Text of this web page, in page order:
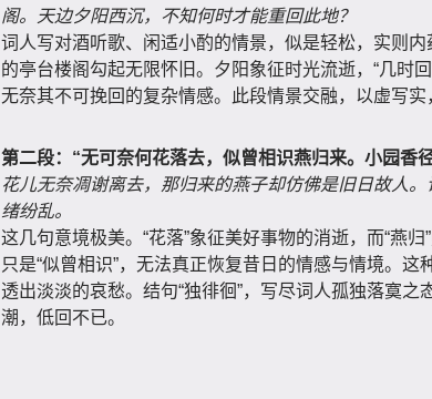
阁。天边夕阳西沉，不知何时才能重回此地？
词人写对酒听歌、闲适小酌的情景，似是轻松，实则
的亭台楼阁勾起无限怀旧。夕阳象征时光流逝，“几时
无奈其不可挽回的复杂情感。此段情景交融，以虚写实
第二段：“无可奈何花落去，似曾相识燕归来。小园香
花儿无奈凋谢离去，那归来的燕子却仿佛是旧日故人
绪纷乱。
这几句意境极美。“花落”象征美好事物的消逝，而“燕
只是“似曾相识”，无法真正恢复昔日的情感与情境。
透出淡淡的哀愁。结句“独徘徊”，写尽词人孤独落寞
潮，低回不已。